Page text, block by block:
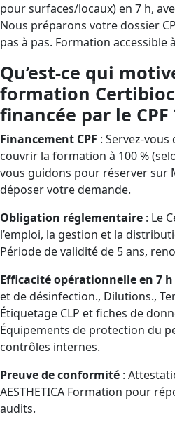
pour surfaces/locaux) en 7 h,
Nous préparons votre dossier
pas à pas. Formation accessible
Qu’est-ce qui
formation
financée par le CPF
Financement CPF : Servez-
couvrir la formation à 100 %
vous guidons pour réserver sur
déposer votre demande.
Obligation réglementaire : Le
l’emploi, la gestion et la
Période de validité de 5 ans,
Efficacité opérationnelle en 7 h
et de désinfection., Dilutions.,
Étiquetage CLP et fiches de
Équipements de protection du
contrôles internes.
Preuve de conformité :
AESTHETICA Formation pour
audits.